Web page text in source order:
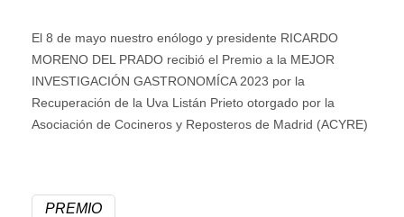
El 8 de mayo nuestro enólogo y presidente RICARDO
MORENO DEL PRADO recibió el Premio a la MEJOR
INVESTIGACIÓN GASTRONOMÍCA 2023 por la
Recuperación de la Uva Listán Prieto otorgado por la
Asociación de Cocineros y Reposteros de Madrid (ACYRE)
PREMIO